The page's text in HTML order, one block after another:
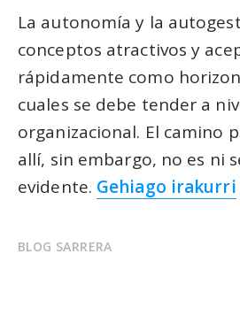
La autonomía y la
conceptos atractivos y
rápidamente como
cuales se debe tender a
organizacional. El camino
allí, sin embargo, no es ni
evidente. Gehiago irakurri
BLOG SARRERA